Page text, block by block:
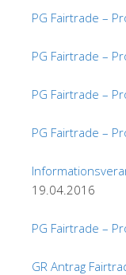
PG Fairtrade –
PG Fairtrade –
PG Fairtrade –
PG Fairtrade –
19.04.2016
PG Fairtrade –
GR Antrag